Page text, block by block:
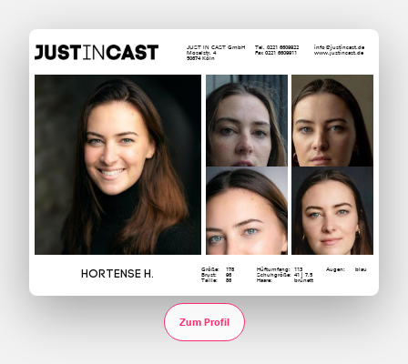
JUST IN CAST GmbH
Moselstr. 4
50674 Köln
Tel. 0221 6609922
Fax 0221 6609911
info@justincast.de
www.justincast.de
Hortense H. Größe: 178 Hüftumfang: 113 Augen: blau
Brust: 96 Schuhgröße: 41 | 7.5
Taille: 86 Haare: brünett
Zum Profil